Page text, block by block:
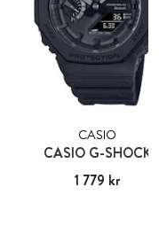
CASIO
CASIO G-SHOCK
Pris :1 779 kr
1 779 kr